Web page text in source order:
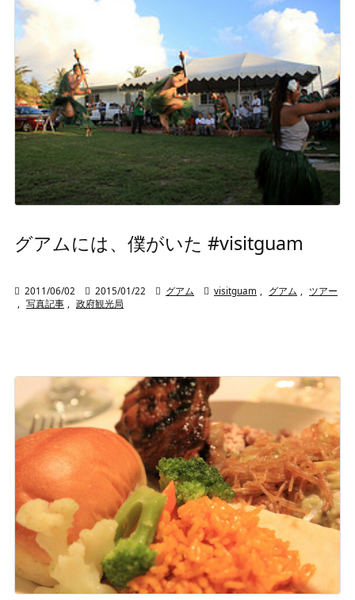
グアムには、僕がいた #visitguam
 2011/06/02  2015/01/22  グアム  visitguam , グアム , ツアー
, 写真記事 , 政府観光局